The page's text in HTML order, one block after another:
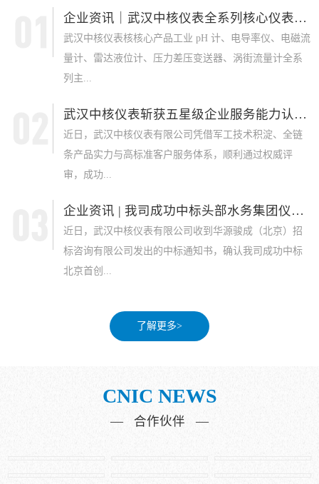
企业资讯｜武汉中核仪表全系列核心仪表获 SI...
武汉中核仪表核核心产品工业 pH 计、电导率仪、电磁流
量计、雷达液位计、压力差压变送器、涡街流量计全系
列主...
武汉中核仪表斩获五星级企业服务能力认证，军...
近日，武汉中核仪表有限公司凭借军工技术积淀、全链
条产品实力与高标准客户服务体系，顺利通过权威评
审，成功...
企业资讯 | 我司成功中标头部水务集团仪表采...
近日，武汉中核仪表有限公司收到华源骏成（北京）招
标咨询有限公司发出的中标通知书，确认我司成功中标
北京首创...
了解更多>
CNIC NEWS
— 合作伙伴 —